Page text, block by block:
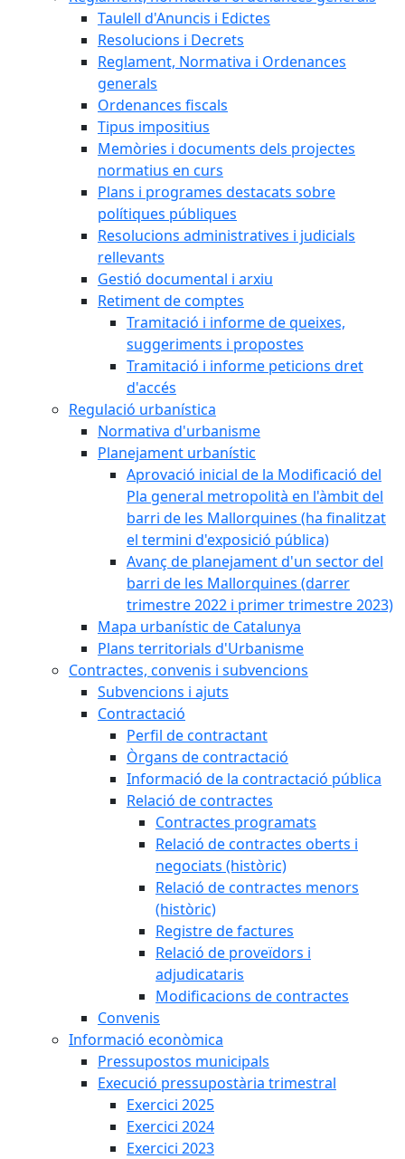
Taulell d'Anuncis i Edictes
Resolucions i Decrets
Reglament, Normativa i Ordenances
generals
Ordenances fiscals
Tipus impositius
Memòries i documents dels projectes
normatius en curs
Plans i programes destacats sobre
polítiques públiques
Resolucions administratives i judicials
rellevants
Gestió documental i arxiu
Retiment de comptes
Tramitació i informe de queixes,
suggeriments i propostes
Tramitació i informe peticions dret
d'accés
Regulació urbanística
Normativa d'urbanisme
Planejament urbanístic
Aprovació inicial de la Modificació del
Pla general metropolità en l'àmbit del
barri de les Mallorquines (ha finalitzat
el termini d'exposició pública)
Avanç de planejament d'un sector del
barri de les Mallorquines (darrer
trimestre 2022 i primer trimestre 2023)
Mapa urbanístic de Catalunya
Plans territorials d'Urbanisme
Contractes, convenis i subvencions
Subvencions i ajuts
Contractació
Perfil de contractant
Òrgans de contractació
Informació de la contractació pública
Relació de contractes
Contractes programats
Relació de contractes oberts i
negociats (històric)
Relació de contractes menors
(històric)
Registre de factures
Relació de proveïdors i
adjudicataris
Modificacions de contractes
Convenis
Informació econòmica
Pressupostos municipals
Execució pressupostària trimestral
Exercici 2025
Exercici 2024
Exercici 2023